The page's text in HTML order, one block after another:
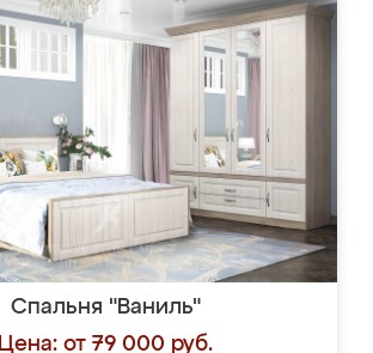
Спальня "Ваниль"
Цена: от 79 000 руб.